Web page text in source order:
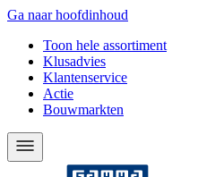
Ga naar hoofdinhoud
Toon hele assortiment
Klusadvies
Klantenservice
Actie
Bouwmarkten